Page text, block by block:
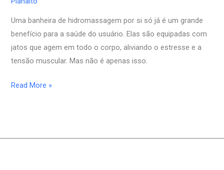
Uma banheira de hidromassagem por si só já é um grande
benefício para a saúde do usuário. Elas são equipadas com
jatos que agem em todo o corpo, aliviando o estresse e a
tensão muscular. Mas não é apenas isso.
Read More »